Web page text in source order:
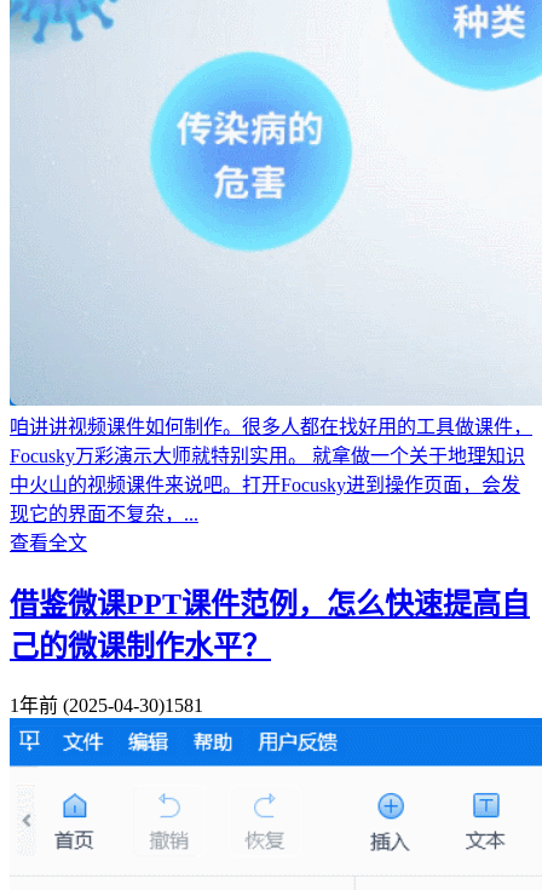
咱讲讲视频课件如何制作。很多人都在找好用的工具做课件，
Focusky万彩演示大师就特别实用。 就拿做一个关于地理知识
中火山的视频课件来说吧。打开Focusky进到操作页面，会发
现它的界面不复杂，...
查看全文
借鉴微课PPT课件范例，怎么快速提高自
己的微课制作水平？
1年前 (2025-04-30)1581